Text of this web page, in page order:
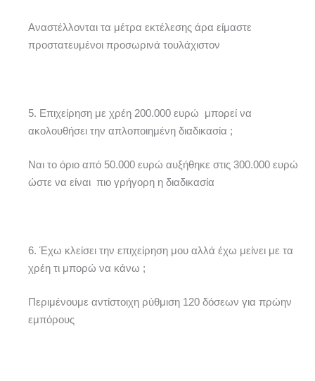
Αναστέλλονται τα μέτρα εκτέλεσης άρα είμαστε
προστατευμένοι προσωρινά τουλάχιστον
5. Επιχείρηση με χρέη 200.000 ευρώ μπορεί να
ακολουθήσει την απλοποιημένη διαδικασία ;
Ναι το όριο από 50.000 ευρώ αυξήθηκε στις 300.000 ευρώ
ώστε να είναι πιο γρήγορη η διαδικασία
6. Έχω κλείσει την επιχείρηση μου αλλά έχω μείνει με τα
χρέη τι μπορώ να κάνω ;
Περιμένουμε αντίστοιχη ρύθμιση 120 δόσεων για πρώην
εμπόρους